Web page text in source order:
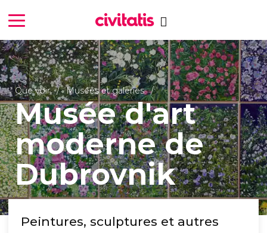
Que voir Musées et galeries
Musée d'art
moderne de
Dubrovnik
Peintures, sculptures et autres